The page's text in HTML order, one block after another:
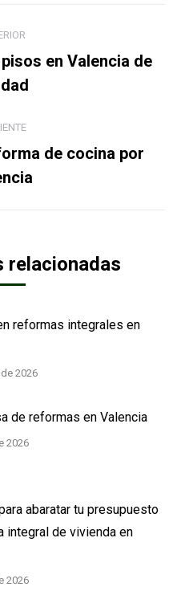
Publicación
anterior:
en Valencia de
Publicación
siguiente:
de cocina por
relacionadas
reformas integrales en
2026
de reformas en Valencia
2026
abaratar tu presupuesto
integral de vivienda en
2026